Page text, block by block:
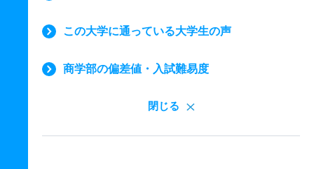
この大学に通っている大学生の声
商学部の偏差値・入試難易度
閉じる